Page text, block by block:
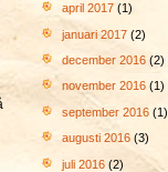
april 2017 (1)
januari 2017 (2)
december 2016 (2)
november 2016 (1)
september 2016 (1)
augusti 2016 (3)
juli 2016 (2)